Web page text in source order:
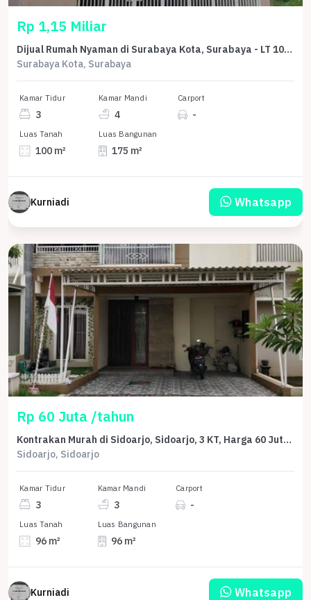
Rp 1,15 Miliar
Dijual Rumah Nyaman di Surabaya Kota, Surabaya - LT 100m²
Surabaya Kota, Surabaya
Kamar Tidur
3
Kamar Mandi
4
Carport
-
Luas Tanah
100 m²
Luas Bangunan
175 m²
Kurniadi Whatsapp
Rp 60 Juta /tahun
Kontrakan Murah di Sidoarjo, Sidoarjo, 3 KT, Harga 60 Juta /tahun
Sidoarjo, Sidoarjo
Kamar Tidur
3
Kamar Mandi
3
Carport
-
Luas Tanah
96 m²
Luas Bangunan
96 m²
Kurniadi Whatsapp